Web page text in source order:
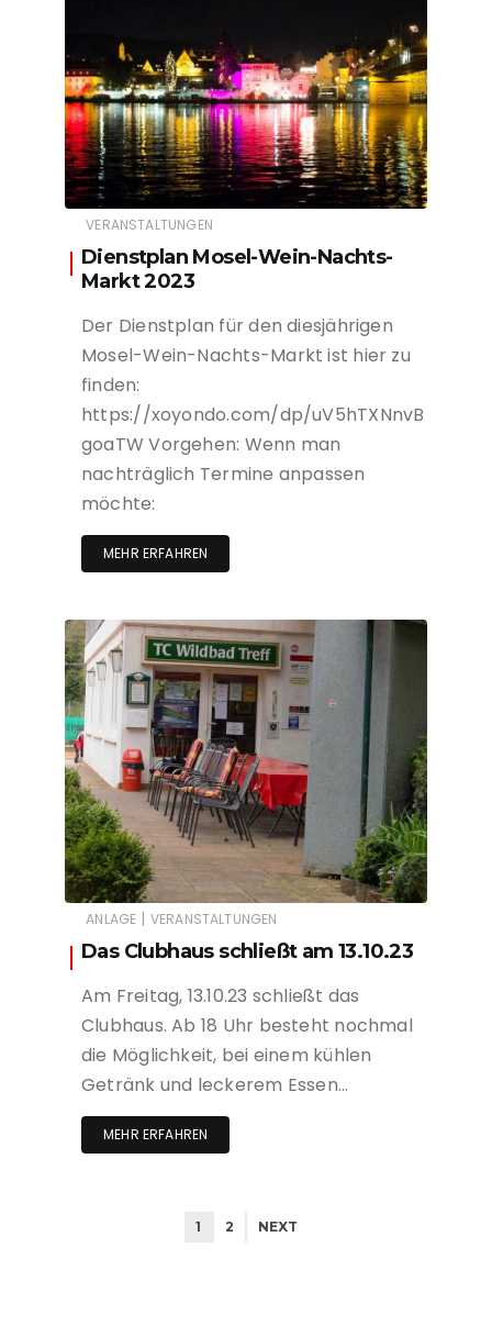
VERANSTALTUNGEN
Dienstplan Mosel-Wein-Nachts-
Markt 2023
Der Dienstplan für den diesjährigen
Mosel-Wein-Nachts-Markt ist hier zu
finden:
https://xoyondo.com/dp/uV5hTXNnvB
goaTW Vorgehen: Wenn man
nachträglich Termine anpassen
möchte:
MEHR ERFAHREN
ANLAGE | VERANSTALTUNGEN
Das Clubhaus schließt am 13.10.23
Am Freitag, 13.10.23 schließt das
Clubhaus. Ab 18 Uhr besteht nochmal
die Möglichkeit, bei einem kühlen
Getränk und leckerem Essen…
MEHR ERFAHREN
1 2 NEXT